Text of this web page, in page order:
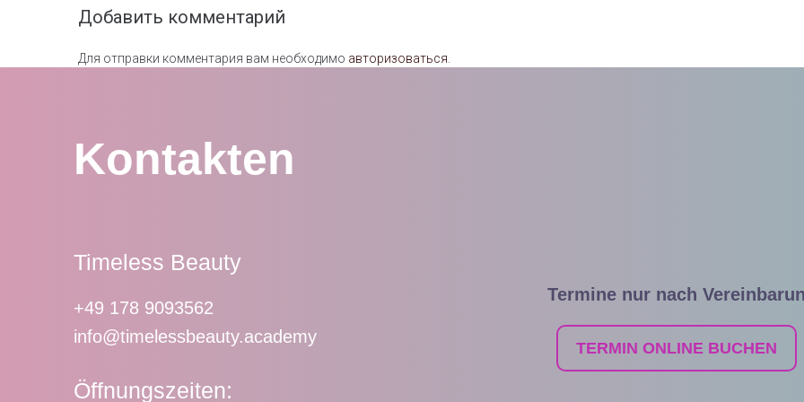
Добавить комментарий
Для отправки комментария вам необходимо авторизоваться
Kontakten
Timeless Beauty
+49 178 9093562
info@timelessbeauty.academy
Öffnungszeiten:
Termine nur nach
TERMIN ONLINE BUCHEN